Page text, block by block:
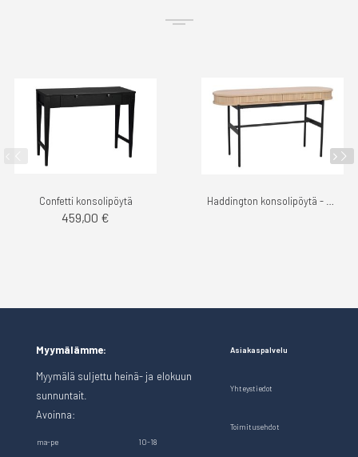
Confetti konsolipöytä
459,00 €
Myymälämme:
Myymälä suljettu heinä- ja elokuun
sunnuntait.
Avoinna:
ma-pe 10-18
Asiakaspalvelu
Yhteystiedot
Toimitusehdot